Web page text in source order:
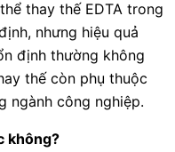
thay thế EDTA trong
nhưng hiệu quả
định thường không
thế còn phụ thuộc
ngành công nghiệp.
không?